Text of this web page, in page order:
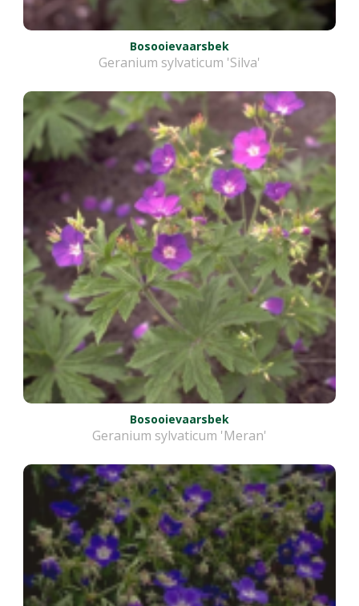
Bosooievaarsbek
Geranium sylvaticum 'Silva'
Bosooievaarsbek
Geranium sylvaticum 'Meran'